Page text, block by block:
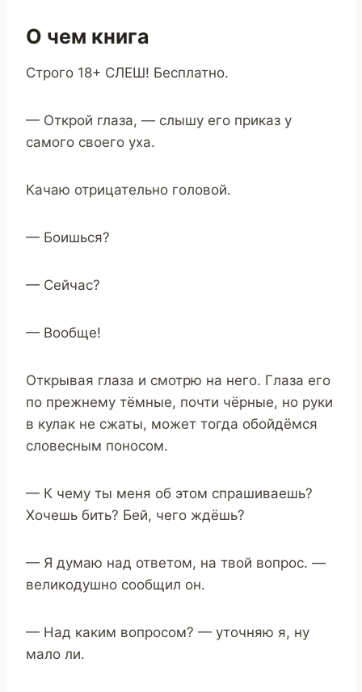
О чем книга
Строго 18+ СЛЕШ! Бесплатно.
— Открой глаза, — слышу его приказ у
самого своего уха.
Качаю отрицательно головой.
— Боишься?
— Сейчас?
— Вообще!
Открывая глаза и смотрю на него. Глаза его
по прежнему тёмные, почти чёрные, но руки
в кулак не сжаты, может тогда обойдёмся
словесным поносом.
— К чему ты меня об этом спрашиваешь?
Хочешь бить? Бей, чего ждёшь?
— Я думаю над ответом, на твой вопрос. —
великодушно сообщил он.
— Над каким вопросом? — уточняю я, ну
мало ли.